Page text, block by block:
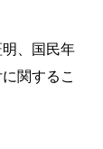
、国民年
関するこ